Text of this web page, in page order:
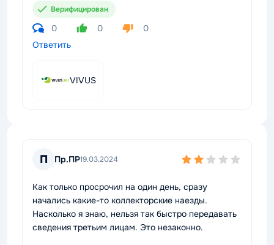
Верифицирован
0 0
0
Ответить
VIVUS
П Пр.ПР19.03.2024
Как только просрочил на один день, сразу
начались какие-то коллекторские наезды.
Насколько я знаю, нельзя так быстро передавать
сведения третьим лицам. Это незаконно.